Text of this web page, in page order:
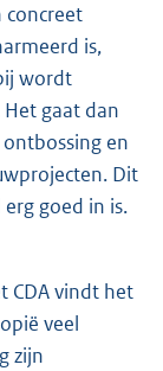
concreet
is,
wordt
gaat dan
en
Dit
goed in is.
CDA vindt het
veel
zijn